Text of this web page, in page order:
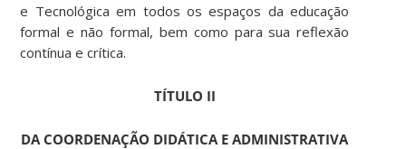
e Tecnológica em todos os espaços da educação
formal e não formal, bem como para sua reflexão
contínua e crítica.
TÍTULO II
DA COORDENAÇÃO DIDÁTICA E ADMINISTRATIVA